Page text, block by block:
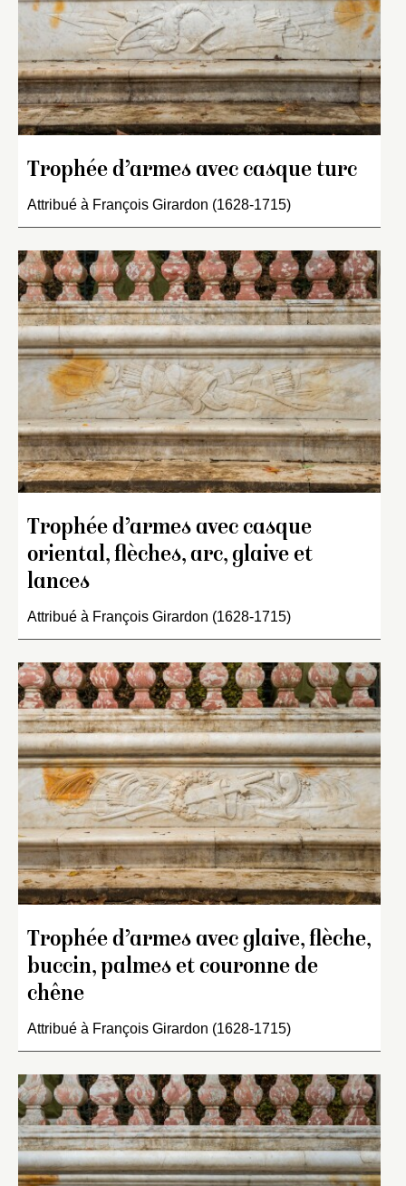
Trophée d’armes avec casque turc
Attribué à François Girardon (1628-1715)
Trophée d’armes avec casque
oriental, flèches, arc, glaive et
lances
Attribué à François Girardon (1628-1715)
Trophée d’armes avec glaive, flèche,
buccin, palmes et couronne de
chêne
Attribué à François Girardon (1628-1715)